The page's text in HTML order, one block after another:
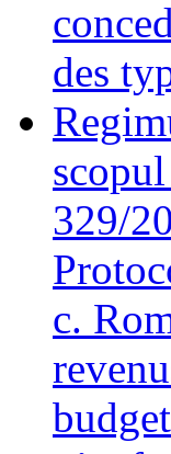
des
329/
c.